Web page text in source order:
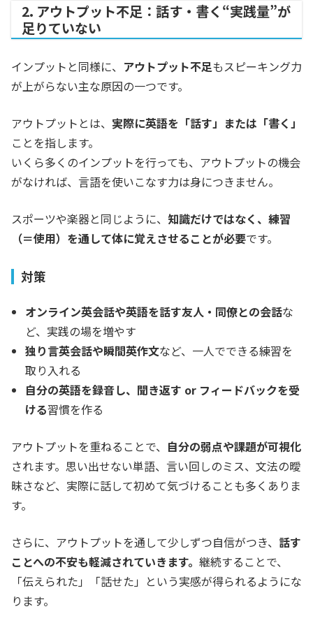
2. アウトプット不足：話す・書く“実践量”が
足りていない
インプットと同様に、 アウトプット不足もスピーキング力
が上がらない主な原因の一つです。
アウトプットとは、 実際に英語を「話す」または「書く」
ことを指します。
いくら多くのインプットを行っても、アウトプットの機会
がなければ、言語を使いこなす力は身につきません。
スポーツや楽器と同じように、 知識だけではなく、練習
（＝使用）を通して体に覚えさせることが必要です。
対策
オンライン英会話や英語を話す友人・同僚との会話な
ど、実践の場を増やす
独り言英会話や瞬間英作文など、一人でできる練習を
取り入れる
自分の英語を録音し、聞き返す or フィードバックを受
ける習慣を作る
アウトプットを重ねることで、 自分の弱点や課題が可視化
されます。思い出せない単語、言い回しのミス、文法の曖
昧さなど、実際に話して初めて気づけることも多くありま
す。
さらに、アウトプットを通して少しずつ自信がつき、 話す
ことへの不安も軽減されていきます。 継続することで、
「伝えられた」「話せた」という実感が得られるようにな
ります。